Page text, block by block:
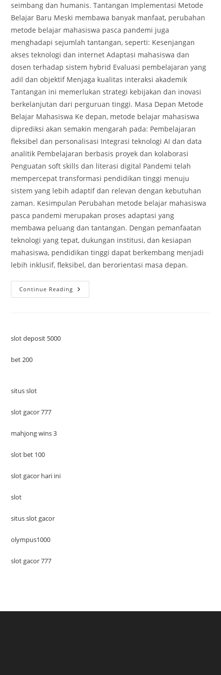
seimbang dan humanis. Tantangan Implementasi Metode
Belajar Baru Meski membawa banyak manfaat, perubahan
metode belajar mahasiswa pasca pandemi juga
menghadapi sejumlah tantangan, seperti: Kesenjangan
akses teknologi dan internet Adaptasi mahasiswa dan
dosen terhadap sistem hybrid Evaluasi pembelajaran yang
adil dan objektif Menjaga kualitas interaksi akademik
Tantangan ini memerlukan strategi kebijakan dan inovasi
berkelanjutan dari perguruan tinggi. Masa Depan Metode
Belajar Mahasiswa Ke depan, metode belajar mahasiswa
diprediksi akan semakin mengarah pada: Pembelajaran
fleksibel dan personalisasi Integrasi teknologi AI dan data
analitik Pembelajaran berbasis proyek dan kolaborasi
Penguatan soft skills dan literasi digital Pandemi telah
mempercepat transformasi pendidikan tinggi menuju
sistem yang lebih adaptif dan relevan dengan kebutuhan
zaman. Kesimpulan Perubahan metode belajar mahasiswa
pasca pandemi merupakan proses adaptasi yang
membawa peluang dan tantangan. Dengan pemanfaatan
teknologi yang tepat, dukungan institusi, dan kesiapan
mahasiswa, pendidikan tinggi dapat berkembang menjadi
lebih inklusif, fleksibel, dan berorientasi masa depan.
Continue Reading Perubahan
Metode
slot deposit 5000
bet 200
situs slot
slot gacor 777
mahjong wins 3
slot bet 100
slot gacor hari ini
slot
situs slot gacor
olympus1000
slot gacor 777